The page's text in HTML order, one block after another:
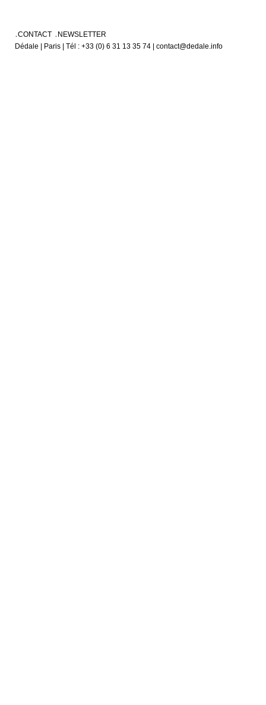
CONTACT
NEWSLETTER
Dédale | Paris | Tél : +33 (0) 6 31 13 35 74 | contact@dedale.info